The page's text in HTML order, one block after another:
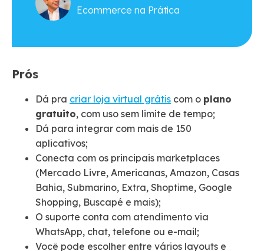
Ecommerce na Prática
Prós
Dá pra criar loja virtual grátis com o plano
gratuito, com uso sem limite de tempo;
Dá para integrar com mais de 150
aplicativos;
Conecta com os principais marketplaces
(Mercado Livre, Americanas, Amazon, Casas
Bahia, Submarino, Extra, Shoptime, Google
Shopping, Buscapé e mais);
O suporte conta com atendimento via
WhatsApp, chat, telefone ou e-mail;
Você pode escolher entre vários layouts e